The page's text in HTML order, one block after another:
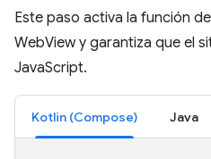
Este paso activa la función
WebView y garantiza que el
JavaScript.
Kotlin (Compose) Java